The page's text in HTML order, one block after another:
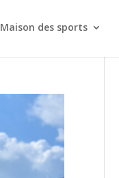
Maison des sports